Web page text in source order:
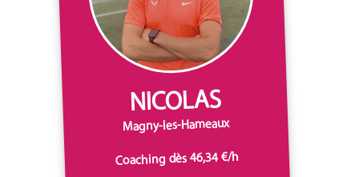
NICOLAS
Magny-les-Hameaux
Coaching dès 46,34 €/h